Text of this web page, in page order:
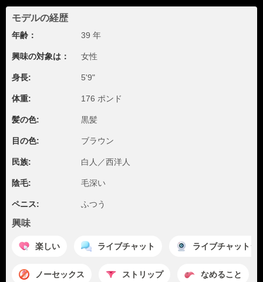
モデルの経歴
年齢： 39 年
興味の対象は： 女性
身長: 5'9"
体重: 176 ポンド
髪の色: 黒髪
目の色: ブラウン
民族: 白人／西洋人
陰毛: 毛深い
ペニス: ふつう
興味
楽しい ライブチャット ライブチャットシ
ノーセックス ストリップ なめること